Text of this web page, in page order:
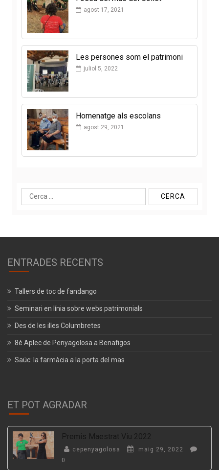
agost 17, 2021
Les persones som el patrimoni
juliol 5, 2022
Homenatge als escolans
agost 29, 2021
Cerca:
ENTRADES RECENTS
Tallers de toc de fandango
Seminari en línia sobre webs patrimonials
Des de les illes Columbretes
8è Aplec de Penyagolosa a Benafigos
Saüc: la farmàcia a la porta del mas
ET POT AGRADAR
Premis Maestrat Viu 2022
cepenyagolosa
maig 29, 2022
0